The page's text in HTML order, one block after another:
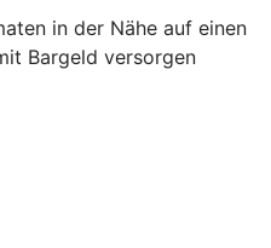
in der Nähe auf einen
Bargeld versorgen